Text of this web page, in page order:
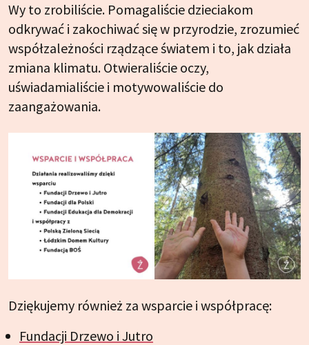
Wy to zrobiliście. Pomagaliście dzieciakom
odkrywać i zakochiwać się w przyrodzie, zrozumieć
współzależności rządzące światem i to, jak działa
zmiana klimatu. Otwieraliście oczy,
uświadamialiście i motywowaliście do
zaangażowania.
Dziękujemy również za wsparcie i współpracę:
Fundacji Drzewo i Jutro